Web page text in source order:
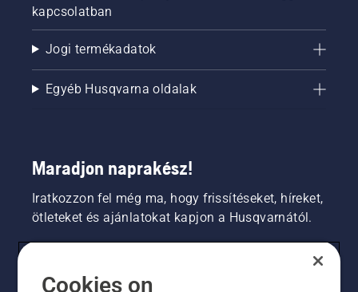
kapcsolatban
Jogi termékadatok
Egyéb Husqvarna oldalak
Maradjon naprakész!
Iratkozzon fel még ma, hogy frissítéseket, híreket,
ötleteket és ajánlatokat kapjon a Husqvarnától.
Cookies on